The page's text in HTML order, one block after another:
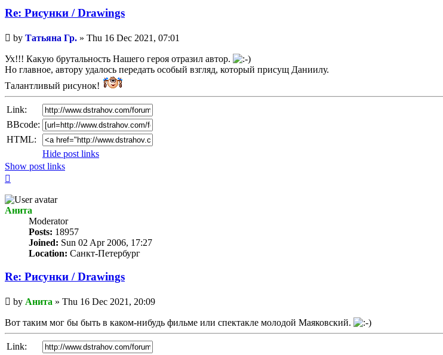
Re: Рисунки / Drawings
Unread
post
by Татьяна Гр. » Thu 16 Dec 2021, 07:01
Ух!!! Какую брутальность Нашего героя отразил автор.
Но главное, автору удалось передать особый взгляд, который присущ Даниилу.
Талантливый рисунок!
Link:
BBcode:
HTML:
Hide post links
Show post links
Анита
Мoderator
Posts: 18957
Joined: Sun 02 Apr 2006, 17:27
Location: Санкт-Петербург
Re: Рисунки / Drawings
Unread
post
by Анита » Thu 16 Dec 2021, 20:09
Вот таким мог бы быть в каком-нибудь фильме или спектакле молодой Маяковский.
Link: